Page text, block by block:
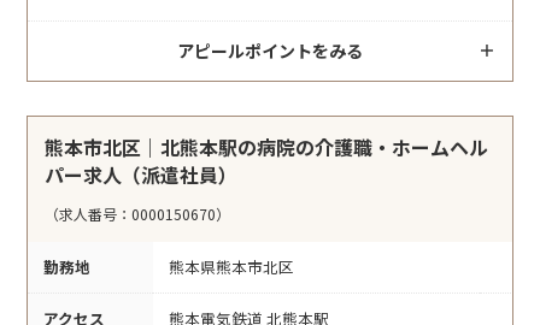
アピールポイントをみる
熊本市北区｜北熊本駅の病院の介護職・ホームヘル
パー求人（派遣社員）
（求人番号：0000150670）
勤務地 熊本県熊本市北区
アクセス 熊本電気鉄道 北熊本駅